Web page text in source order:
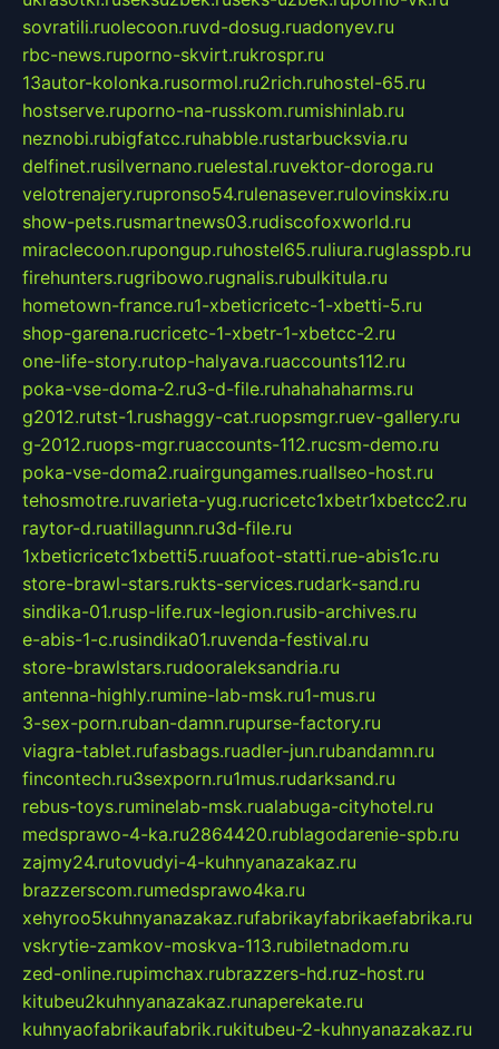
sovratili.ruolecoon.ruvd-dosug.ruadonyev.ru
rbc-news.ruporno-skvirt.rukrospr.ru
13autor-kolonka.rusormol.ru2rich.ruhostel-65.ru
hostserve.ruporno-na-russkom.rumishinlab.ru
neznobi.rubigfatcc.ruhabble.rustarbucksvia.ru
delfinet.rusilvernano.ruelestal.ruvektor-doroga.ru
velotrenajery.rupronso54.rulenasever.rulovinskix.ru
show-pets.rusmartnews03.rudiscofoxworld.ru
miraclecoon.rupongup.ruhostel65.ruliura.ruglasspb.ru
firehunters.rugribowo.rugnalis.rubulkitula.ru
hometown-france.ru1-xbeticricetc-1-xbetti-5.ru
shop-garena.rucricetc-1-xbetr-1-xbetcc-2.ru
one-life-story.rutop-halyava.ruaccounts112.ru
poka-vse-doma-2.ru3-d-file.ruhahahaharms.ru
g2012.rutst-1.rushaggy-cat.ruopsmgr.ruev-gallery.ru
g-2012.ruops-mgr.ruaccounts-112.rucsm-demo.ru
poka-vse-doma2.ruairgungames.ruallseo-host.ru
tehosmotre.ruvarieta-yug.rucricetc1xbetr1xbetcc2.ru
raytor-d.ruatillagunn.ru3d-file.ru
1xbeticricetc1xbetti5.ruuafoot-statti.rue-abis1c.ru
store-brawl-stars.rukts-services.rudark-sand.ru
sindika-01.rusp-life.rux-legion.rusib-archives.ru
e-abis-1-c.rusindika01.ruvenda-festival.ru
store-brawlstars.rudooraleksandria.ru
antenna-highly.rumine-lab-msk.ru1-mus.ru
3-sex-porn.ruban-damn.rupurse-factory.ru
viagra-tablet.rufasbags.ruadler-jun.rubandamn.ru
fincontech.ru3sexporn.ru1mus.rudarksand.ru
rebus-toys.ruminelab-msk.rualabuga-cityhotel.ru
medsprawo-4-ka.ru2864420.rublagodarenie-spb.ru
zajmy24.rutovudyi-4-kuhnyanazakaz.ru
brazzerscom.rumedsprawo4ka.ru
xehyroo5kuhnyanazakaz.rufabrikayfabrikaefabrika.ru
vskrytie-zamkov-moskva-113.rubiletnadom.ru
zed-online.rupimchax.rubrazzers-hd.ruz-host.ru
kitubeu2kuhnyanazakaz.runaperekate.ru
kuhnyaofabrikaufabrik.rukitubeu-2-kuhnyanazakaz.ru